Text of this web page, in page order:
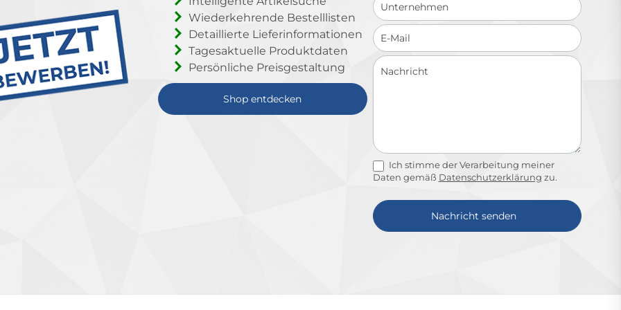
Wiederkehrende Bestelllisten
Detaillierte Lieferinformationen
Tagesaktuelle Produktdaten
Persönliche Preisgestaltung
Shop entdecken
Ich stimme der Verarbeitung meiner
Daten gemäß Datenschutzerklärung zu.
Nachricht senden